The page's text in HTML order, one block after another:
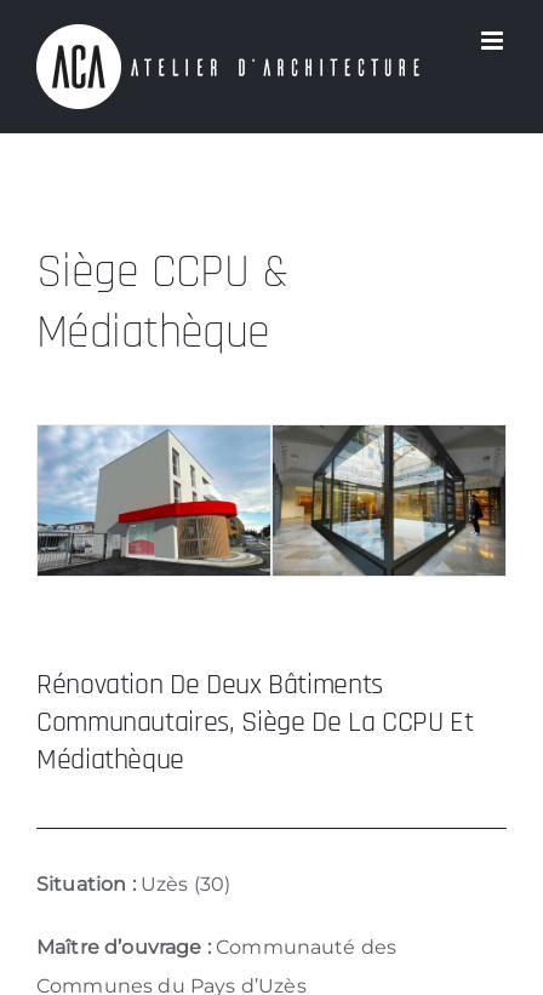
contenu
Siège CCPU &
Médiathèque
Rénovation De Deux Bâtiments
Communautaires, Siège De La CCPU Et
Médiathèque
Situation :Uzès (30)
Maître d’ouvrage :Communauté des
Communes du Pays d’Uzès